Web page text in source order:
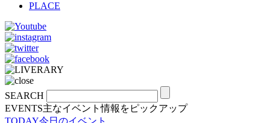
PLACE
SEARCH
EVENTS主なイベント情報をピックアップ
TODAY今日のイベント